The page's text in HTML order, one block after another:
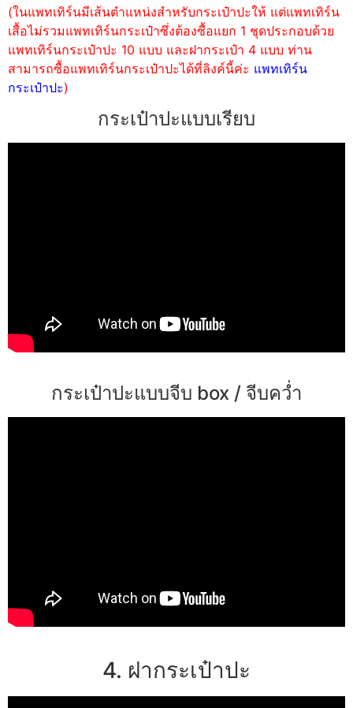
(ในแพทเทิร์นมีเส้นตำแหน่งสำหรับกระเป๋าปะให้ แต่แพทเทิร์น
เสื้อไม่รวมแพทเทิร์นกระเป๋าซึ่งต้องซื้อแยก 1 ชุดประกอบด้วย
แพทเทิร์นกระเป๋าปะ 10 แบบ และฝากระเป๋า 4 แบบ ท่าน
สามารถซื้อแพทเทิร์นกระเป๋าปะได้ที่ลิงค์นี้ค่ะ แพทเทิร์น
กระเป๋าปะ)
กระเป๋าปะแบบเรียบ
กระเป๋าปะแบบจีบ box / จีบคว่ำ
4. ฝากระเป๋าปะ